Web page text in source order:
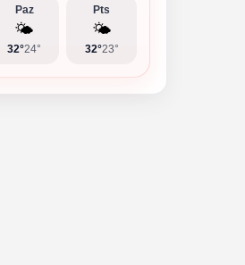
Paz
🌤️
32°24°
Pts
🌤️
32°23°